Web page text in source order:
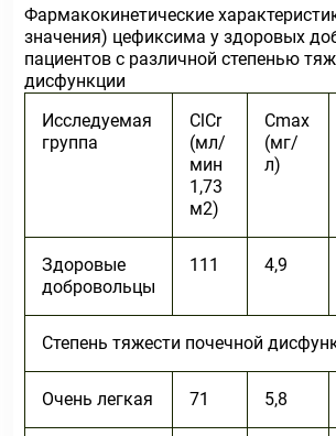
Фармакокинетические
значения) цефиксима у здоровых
пациентов с различной степенью
дисфункции
Исследуемая
группа
ClCr
(мл/
мин
1,73
м2)
Сmах
(мг/
л)
Здоровые
добровольцы
111 4,9
Степень тяжести почечной
Очень легкая 71 5,8